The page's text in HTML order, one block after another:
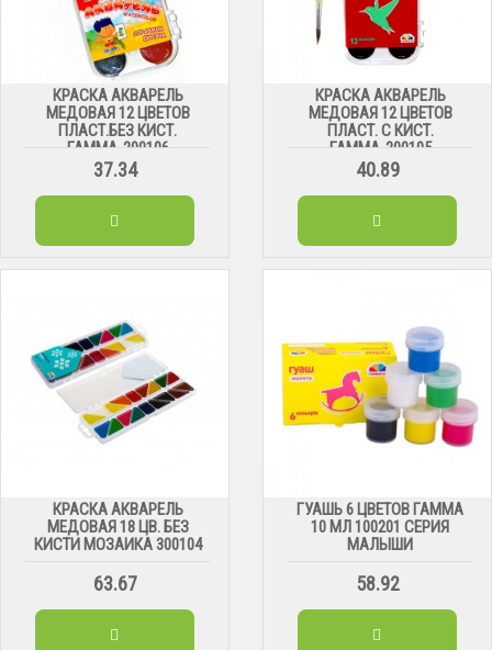
КРАСКА АКВАРЕЛЬ
МЕДОВАЯ 12 ЦВЕТОВ
ПЛАСТ.БЕЗ КИСТ.
ГАММА-200106
37.34
КРАСКА АКВАРЕЛЬ
МЕДОВАЯ 12 ЦВЕТОВ
ПЛАСТ. С КИСТ.
ГАММА-200105
40.89
КРАСКА АКВАРЕЛЬ
МЕДОВАЯ 18 ЦВ. БЕЗ
КИСТИ МОЗАИКА 300104
63.67
ГУАШЬ 6 ЦВЕТОВ ГАММА
10 МЛ 100201 СЕРИЯ
МАЛЫШИ
58.92